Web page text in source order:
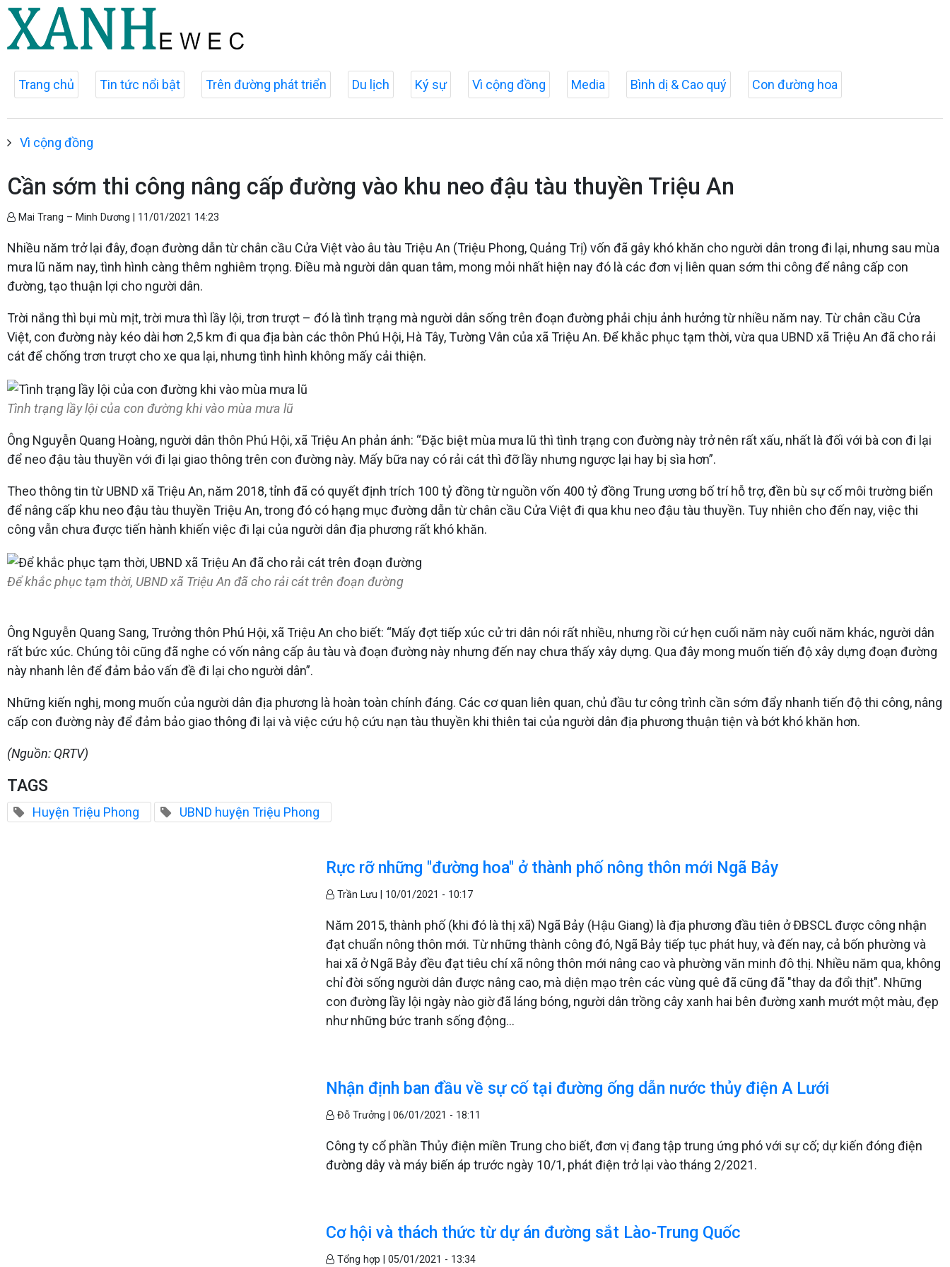
Trang chủ Tin tức nổi bật Trên đường phát triển Du lịch Ký sự Vì cộng đồng Media Bình dị & Cao quý Con đường hoa
Vì cộng đồng
Cần sớm thi công nâng cấp đường vào khu neo đậu tàu thuyền Triệu An
Mai Trang – Minh Dương | 11/01/2021 14:23
Nhiều năm trở lại đây, đoạn đường dẫn từ chân cầu Cửa Việt vào âu tàu Triệu An (Triệu Phong, Quảng Trị) vốn đã gây khó khăn cho người dân trong đi lại, nhưng sau mùa
mưa lũ năm nay, tình hình càng thêm nghiêm trọng. Điều mà người dân quan tâm, mong mỏi nhất hiện nay đó là các đơn vị liên quan sớm thi công để nâng cấp con
đường, tạo thuận lợi cho người dân.
Trời nắng thì bụi mù mịt, trời mưa thì lầy lội, trơn trượt – đó là tình trạng mà người dân sống trên đoạn đường phải chịu ảnh hưởng từ nhiều năm nay. Từ chân cầu Cửa
Việt, con đường này kéo dài hơn 2,5 km đi qua địa bàn các thôn Phú Hội, Hà Tây, Tường Vân của xã Triệu An. Để khắc phục tạm thời, vừa qua UBND xã Triệu An đã cho rải
cát để chống trơn trượt cho xe qua lại, nhưng tình hình không mấy cải thiện.
Tình trạng lầy lội của con đường khi vào mùa mưa lũ
Ông Nguyễn Quang Hoàng, người dân thôn Phú Hội, xã Triệu An phản ánh: “Đặc biệt mùa mưa lũ thì tình trạng con đường này trở nên rất xấu, nhất là đối với bà con đi lại
để neo đậu tàu thuyền với đi lại giao thông trên con đường này. Mấy bữa nay có rải cát thì đỡ lầy nhưng ngược lại hay bị sìa hơn”.
Theo thông tin từ UBND xã Triệu An, năm 2018, tỉnh đã có quyết định trích 100 tỷ đồng từ nguồn vốn 400 tỷ đồng Trung ương bố trí hỗ trợ, đền bù sự cố môi trường biển
để nâng cấp khu neo đậu tàu thuyền Triệu An, trong đó có hạng mục đường dẫn từ chân cầu Cửa Việt đi qua khu neo đậu tàu thuyền. Tuy nhiên cho đến nay, việc thi
công vẫn chưa được tiến hành khiến việc đi lại của người dân địa phương rất khó khăn.
Để khắc phục tạm thời, UBND xã Triệu An đã cho rải cát trên đoạn đường
Ông Nguyễn Quang Sang, Trưởng thôn Phú Hội, xã Triệu An cho biết: “Mấy đợt tiếp xúc cử tri dân nói rất nhiều, nhưng rồi cứ hẹn cuối năm này cuối năm khác, người dân
rất bức xúc. Chúng tôi cũng đã nghe có vốn nâng cấp âu tàu và đoạn đường này nhưng đến nay chưa thấy xây dựng. Qua đây mong muốn tiến độ xây dựng đoạn đường
này nhanh lên để đảm bảo vấn đề đi lại cho người dân”.
Những kiến nghị, mong muốn của người dân địa phương là hoàn toàn chính đáng. Các cơ quan liên quan, chủ đầu tư công trình cần sớm đẩy nhanh tiến độ thi công, nâng
cấp con đường này để đảm bảo giao thông đi lại và việc cứu hộ cứu nạn tàu thuyền khi thiên tai của người dân địa phương thuận tiện và bớt khó khăn hơn.
(Nguồn: QRTV)
TAGS
Huyện Triệu Phong UBND huyện Triệu Phong
Rực rỡ những "đường hoa" ở thành phố nông thôn mới Ngã Bảy
Trần Lưu | 10/01/2021 - 10:17
Năm 2015, thành phố (khi đó là thị xã) Ngã Bảy (Hậu Giang) là địa phương đầu tiên ở ĐBSCL được công nhận
đạt chuẩn nông thôn mới. Từ những thành công đó, Ngã Bảy tiếp tục phát huy, và đến nay, cả bốn phường và
hai xã ở Ngã Bảy đều đạt tiêu chí xã nông thôn mới nâng cao và phường văn minh đô thị. Nhiều năm qua, không
chỉ đời sống người dân được nâng cao, mà diện mạo trên các vùng quê đã cũng đã "thay da đổi thịt". Những
con đường lầy lội ngày nào giờ đã láng bóng, người dân trồng cây xanh hai bên đường xanh mướt một màu, đẹp
như những bức tranh sống động...
Nhận định ban đầu về sự cố tại đường ống dẫn nước thủy điện A Lưới
Đỗ Trưởng |06/01/2021 - 18:11
Công ty cổ phần Thủy điện miền Trung cho biết, đơn vị đang tập trung ứng phó với sự cố; dự kiến đóng điện
đường dây và máy biến áp trước ngày 10/1, phát điện trở lại vào tháng 2/2021.
Cơ hội và thách thức từ dự án đường sắt Lào-Trung Quốc
Tổng hợp |05/01/2021 - 13:34